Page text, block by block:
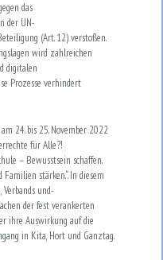
das
der UN-
(Art. 12) verstoßen.
wird zahlreichen
digitalen
Prozesse verhindert
24. bis 25. November 2022
für Alle?!
– Bewusstsein schaffen.
stärken.“. In diesem
und-
der fest verankerten
ihre Auswirkung auf die
in Kita, Hort und Ganztag.